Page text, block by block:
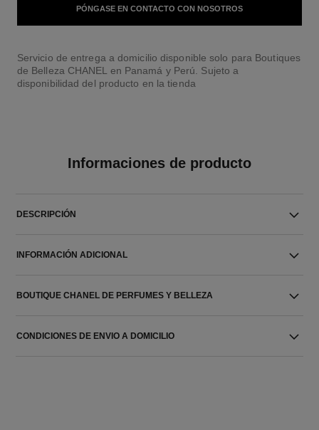
PÓNGASE EN CONTACTO CON NOSOTROS
Servicio de entrega a domicilio disponible solo para Boutiques
de Belleza CHANEL en Panamá y Perú. Sujeto a
disponibilidad del producto en la tienda
Informaciones de producto
DESCRIPCIÓN
INFORMACIÓN ADICIONAL
BOUTIQUE CHANEL DE PERFUMES Y BELLEZA
CONDICIONES DE ENVIO A DOMICILIO